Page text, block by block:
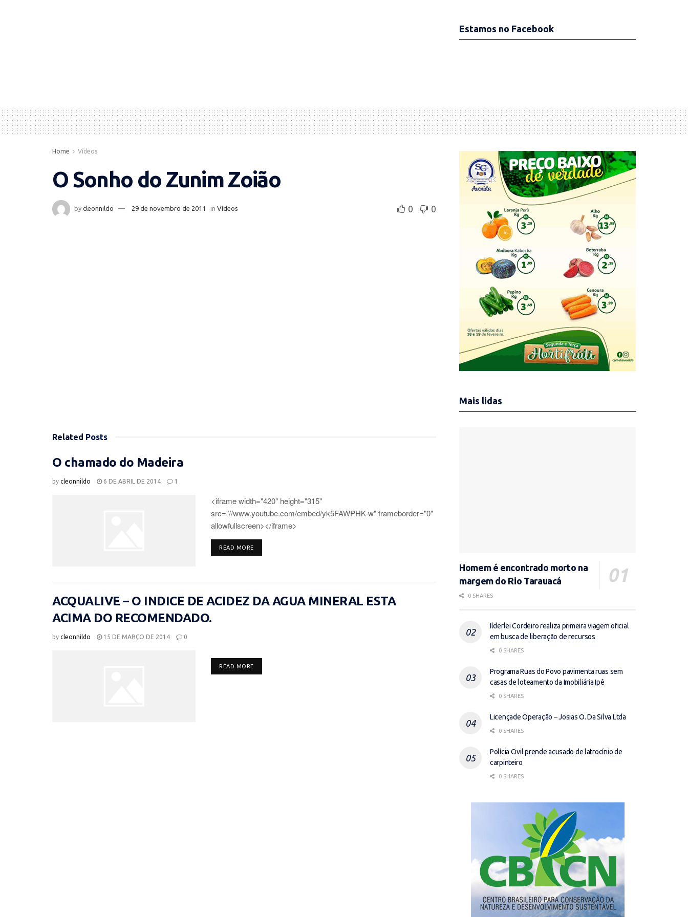
Estamos no Facebook
Home Vídeos
O Sonho do Zunim Zoião
by cleonnildo 29 de novembro de 2011 in Vídeos 0 0
Related Posts
O chamado do Madeira
by cleonnildo 6 DE ABRIL DE 2014 1
<iframe width="420" height="315"
src="//www.youtube.com/embed/yk5FAWPHK-w" frameborder="0"
allowfullscreen></iframe>
READ MOREDETAILS
ACQUALIVE – O INDICE DE ACIDEZ DA AGUA MINERAL ESTA
ACIMA DO RECOMENDADO.
by cleonnildo 15 DE MARÇO DE 2014 0
READ MOREDETAILS
Mais lidas
Homem é encontrado morto na
margem do Rio Tarauacá
0 SHARES
Ilderlei Cordeiro realiza primeira viagem oficial
em busca de liberação de recursos
0 SHARES
Programa Ruas do Povo pavimenta ruas sem
casas de loteamento da Imobiliária Ipê
0 SHARES
Licençade Operação – Josias O. Da Silva Ltda
0 SHARES
Polícia Civil prende acusado de latrocínio de
carpinteiro
0 SHARES